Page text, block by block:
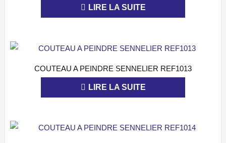
LIRE LA SUITE
APERÇU
COUTEAU A PEINDRE SENNELIER REF1013
LIRE LA SUITE